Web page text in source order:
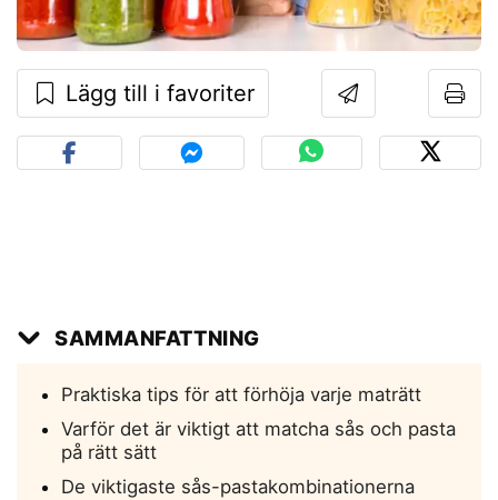
Lägg till i favoriter
SAMMANFATTNING
Praktiska tips för att förhöja varje maträtt
Varför det är viktigt att matcha sås och pasta
på rätt sätt
De viktigaste sås-pastakombinationerna